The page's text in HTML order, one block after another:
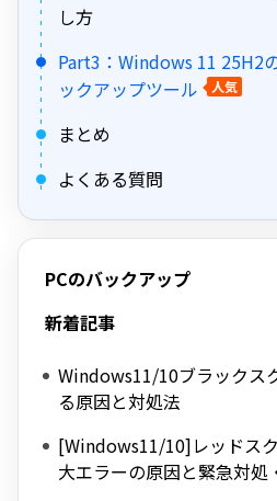
し方
Part3：Windows 11 25H2
ックアップツール
人気
まとめ
よくある質問
PCのバックアップ
新着記事
Windows11/10ブラックス
る原因と対処法
[Windows11/10]レッドス
大エラーの原因と緊急対処